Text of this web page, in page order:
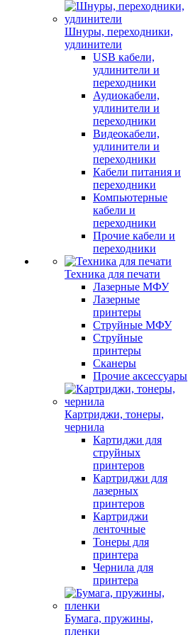
Шнуры, переходники,
удлинители
USB кабели,
удлинители и
переходники
Аудиокабели,
удлинители и
переходники
Видеокабели,
удлинители и
переходники
Кабели питания и
переходники
Компьютерные
кабели и
переходники
Прочие кабели и
переходники
Техника для печати
Лазерные МФУ
Лазерные
принтеры
Струйные МФУ
Струйные
принтеры
Сканеры
Прочие аксессуары
Картриджи, тонеры,
чернила
Картиджи для
струйных
принтеров
Картриджи для
лазерных
принтеров
Картриджи
ленточные
Тонеры для
принтера
Чернила для
принтера
Бумага, пружины,
пленки